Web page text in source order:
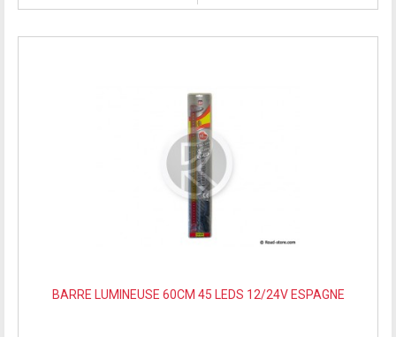
BARRE LUMINEUSE 60CM 45 LEDS 12/24V ESPAGNE